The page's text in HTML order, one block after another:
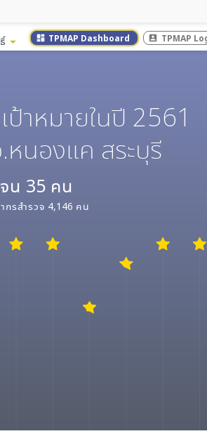
arrow_drop_down dashboard TPMAP Dashboard account_box TPMAP
าหมายในปี 2561
นองแค สระบุรี
น 35 คน
กรสำรวจ 4,146 คน